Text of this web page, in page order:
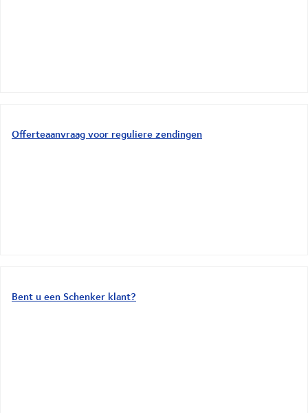
Offerteaanvraag voor reguliere zendingen
Bent u een Schenker klant?